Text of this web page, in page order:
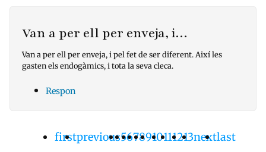
Van a per ell per enveja, i…
Van a per ell per enveja, i pel fet de ser diferent. Així les
gasten els endogàmics, i tota la seva cleca.
Respon
PaginacióPrimera
firstPàgina
previousPàgina
5Pàgina
6Pàgina
7Pàgina
8Pàgina
9Pàgina
10Pàgina
11Pàgina
12Pàgina
13Pàgina
nextÚltima
last